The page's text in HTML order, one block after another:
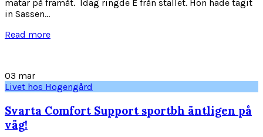
matar på framåt. Idag ringde E från stallet. Hon hade tagit
in Sassen...
Read more
03 mar
Livet hos Hogengård
Svarta Comfort Support sportbh äntligen på
väg!